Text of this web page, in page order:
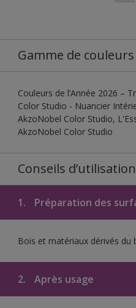
Gamme de couleurs
Couleurs de l’Année 2026 –
Color Studio - Nuancier
AkzoNobel Color Studio,
AkzoNobel Color Studio
Conseils d’utilisation
1. Préparation des
Bois et matériaux dérivés du
2. Après usage